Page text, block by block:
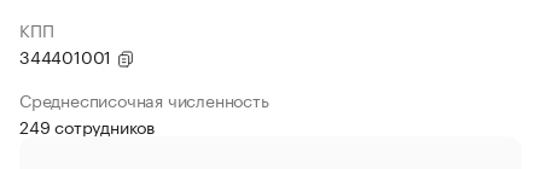
КПП
344401001
Среднесписочная численность
249 сотрудников